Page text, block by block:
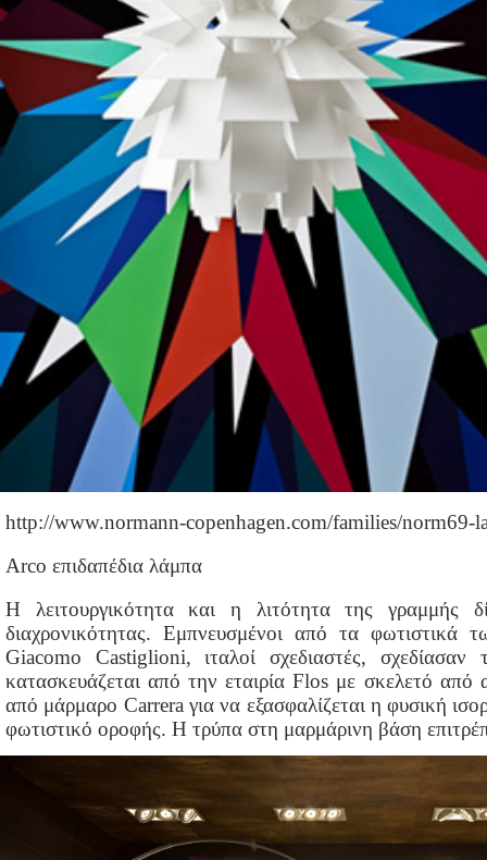
http://www.normann-copenhagen.com/families/norm69-
Arco επιδαπέδια λάμπα
Η λειτουργικότητα και η λιτότητα της γραμμής
διαχρονικότητας. Εμπνευσμένοι από τα
Giacomo Castiglioni, ιταλοί σχεδιαστές,
κατασκευάζεται από την εταιρία Flos με σκελετό από
από μάρμαρο Carrera για να εξασφαλίζεται η φυσική
φωτιστικό οροφής. Η τρύπα στη μαρμάρινη βάση